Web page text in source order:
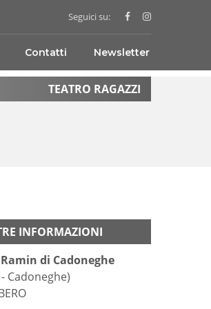
Seguici su:
Contatti Newsletter
TEATRO RAGAZZI
INFORMAZIONI
di Cadoneghe
Cadoneghe)